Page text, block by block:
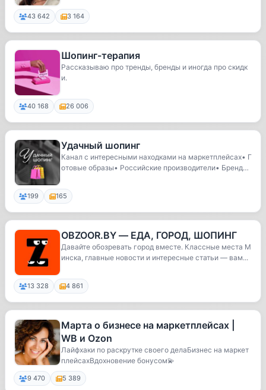
43 642 3 164
Шопинг-терапия
Рассказываю про тренды, бренды и иногда про скидк
и.
40 168 26 006
Удачный шопинг
Канал с интересными находками на маркетплейсах• Г
отовые образы• Российские производители• Бренды
199 165
OBZOOR.BY — ЕДА, ГОРОД, ШОПИНГ
Давайте обозревать город вместе. Классные места М
инска, главные новости и интересные статьи — вам...
13 328 4 861
Марта о бизнесе на маркетплейсах |
WB и Ozon
Лайфхаки по раскрутке своего делаБизнес на маркет
плейсахВдохновение бонусом💫
9 470 5 389